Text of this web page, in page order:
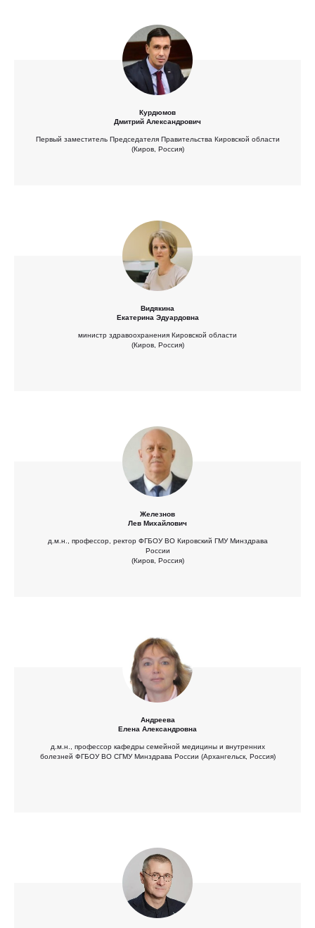
Курдюмов
Дмитрий Александрович
Первый заместитель Председателя Правительства Кировской области
(Киров, Россия)
Видякина
Екатерина Эдуардовна
министр здравоохранения Кировской области
(Киров, Россия)
Железнов
Лев Михайлович
д.м.н., профессор, ректор ФГБОУ ВО Кировский ГМУ Минздрава
России
(Киров, Россия)
Андреева
Елена Александровна
д.м.н., профессор кафедры семейной медицины и внутренних
болезней ФГБОУ ВО СГМУ Минздрава России (Архангельск, Россия)